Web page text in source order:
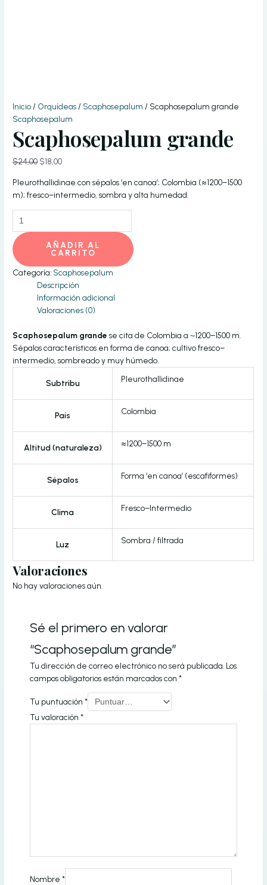
Inicio / Orquídeas / Scaphosepalum / Scaphosepalum grande
Scaphosepalum
Scaphosepalum grande
$24,00 El
original
era:
$24,00.
$18,00El
actual
es:
$18,00.
Pleurothallidinae con sépalos ‘en canoa’; Colombia (≈1200–1500
m); fresco–intermedio, sombra y alta humedad.
cantidad
AÑADIR AL
CARRITO
Categoría: Scaphosepalum
Descripción
Información adicional
Valoraciones (0)
Scaphosepalum grande se cita de Colombia a ~1200–1500 m.
Sépalos característicos en forma de canoa; cultivo fresco–
intermedio, sombreado y muy húmedo.
Subtribu Pleurothallidinae
País Colombia
Altitud (naturaleza) ≈1200–1500 m
Sépalos Forma ‘en canoa’ (escafiformes)
Clima Fresco–Intermedio
Luz Sombra / filtrada
Valoraciones
No hay valoraciones aún.
Sé el primero en valorar
“Scaphosepalum grande”
Tu dirección de correo electrónico no será publicada. Los
campos obligatorios están marcados con*
Tu puntuación*
Tu valoración*
Nombre*